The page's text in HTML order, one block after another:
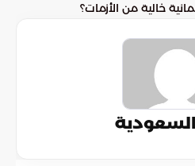
خالية من الأزمات؟
السعودية